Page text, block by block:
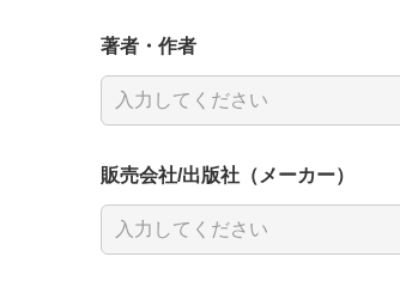
著者・作者
販売会社/出版社（メーカー）